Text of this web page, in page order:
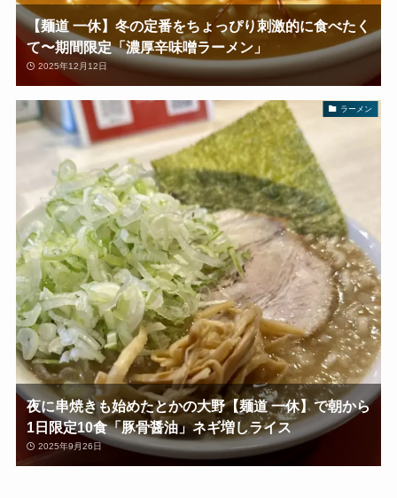
【麺道 一休】冬の定番をちょっぴり刺激的に食べたく
て〜期間限定「濃厚辛味噌ラーメン」
2025年12月12日
ラーメン
夜に串焼きも始めたとかの大野【麺道 一休】で朝から
1日限定10食「豚骨醤油」ネギ増しライス
2025年9月26日